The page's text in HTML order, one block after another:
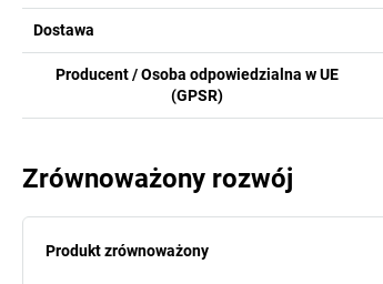
Dostawa
Producent / Osoba odpowiedzialna w UE
(GPSR)
Zrównoważony rozwój
Produkt zrównoważony